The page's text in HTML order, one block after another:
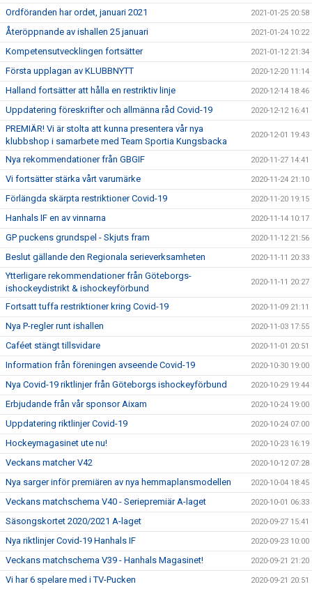
Ordföranden har ordet, januari 2021 2021-01-25 20:58
Återöppnande av ishallen 25 januari 2021-01-24 10:22
Kompetensutvecklingen fortsätter 2021-01-12 21:34
Första upplagan av KLUBBNYTT 2020-12-20 11:14
Halland fortsätter att hålla en restriktiv linje 2020-12-14 18:46
Uppdatering föreskrifter och allmänna råd Covid-19 2020-12-12 16:41
PREMIÄR! Vi är stolta att kunna presentera vår nya
klubbshop i samarbete med Team Sportia Kungsbacka
2020-12-01 19:43
Nya rekommendationer från GBGIF 2020-11-27 14:41
Vi fortsätter stärka vårt varumärke 2020-11-24 21:10
Förlängda skärpta restriktioner Covid-19 2020-11-20 19:15
Hanhals IF en av vinnarna 2020-11-14 10:17
GP puckens grundspel - Skjuts fram 2020-11-12 21:56
Beslut gällande den Regionala serieverksamheten 2020-11-11 20:33
Ytterligare rekommendationer från Göteborgs-
ishockeydistrikt & ishockeyförbund
2020-11-11 20:27
Fortsatt tuffa restriktioner kring Covid-19 2020-11-09 21:11
Nya P-regler runt ishallen 2020-11-03 17:55
Caféet stängt tillsvidare 2020-11-01 20:51
Information från föreningen avseende Covid-19 2020-10-30 19:00
Nya Covid-19 riktlinjer från Göteborgs ishockeyförbund 2020-10-29 19:44
Erbjudande från vår sponsor Aixam 2020-10-24 19:00
Uppdatering riktlinjer Covid-19 2020-10-24 07:00
Hockeymagasinet ute nu! 2020-10-23 16:19
Veckans matcher V42 2020-10-12 07:28
Nya sarger inför premiären av nya hemmaplansmodellen 2020-10-04 18:45
Veckans matchschema V40 - Seriepremiär A-laget 2020-10-01 06:33
Säsongskortet 2020/2021 A-laget 2020-09-27 15:41
Nya riktlinjer Covid-19 Hanhals IF 2020-09-23 10:00
Veckans matchschema V39 - Hanhals Magasinet! 2020-09-21 21:20
Vi har 6 spelare med i TV-Pucken 2020-09-21 20:51